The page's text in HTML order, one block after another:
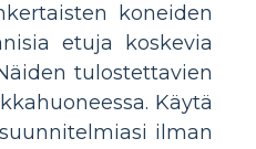
koneiden
etuja koskevia
tulostettavien
Käytä
ilman